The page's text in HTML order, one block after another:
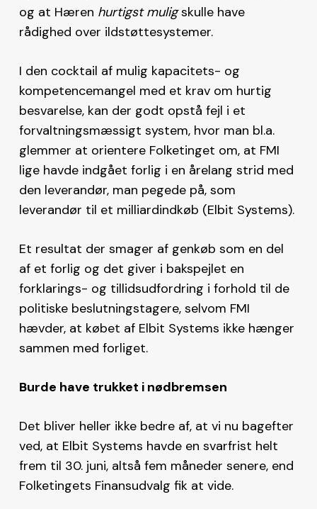
og at Hæren hurtigst muligskulle have
rådighed over ildstøttesystemer.
I den cocktail af mulig kapacitets- og
kompetencemangel med et krav om hurtig
besvarelse, kan der godt opstå fejl i et
forvaltningsmæssigt system, hvor man bl.a.
glemmer at orientere Folketinget om, at FMI
lige havde indgået forlig i en årelang strid med
den leverandør, man pegede på, som
leverandør til et milliardindkøb (Elbit Systems).
Et resultat der smager af genkøb som en del
af et forlig og det giver i bakspejlet en
forklarings- og tillidsudfordring i forhold til de
politiske beslutningstagere, selvom FMI
hævder, at købet af Elbit Systems ikke hænger
sammen med forliget.
Burde have trukket i nødbremsen
Det bliver heller ikke bedre af, at vi nu bagefter
ved, at Elbit Systems havde en svarfrist helt
frem til 30. juni, altså fem måneder senere, end
Folketingets Finansudvalg fik at vide.